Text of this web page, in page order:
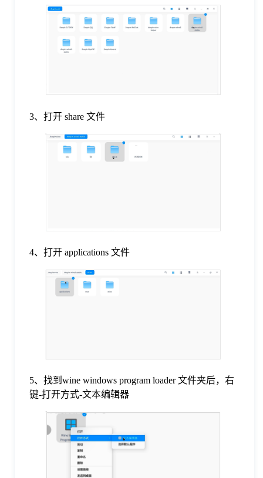
3、打开 share 文件
4、打开 applications 文件
5、找到wine windows program loader 文件夹后，右
键-打开方式-文本编辑器